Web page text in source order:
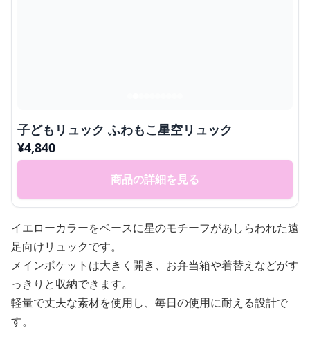
子どもリュック ふわもこ星空リュック
¥4,840
商品の詳細を見る
イエローカラーをベースに星のモチーフがあしらわれた遠
足向けリュックです。
メインポケットは大きく開き、お弁当箱や着替えなどがす
っきりと収納できます。
軽量で丈夫な素材を使用し、毎日の使用に耐える設計で
す。